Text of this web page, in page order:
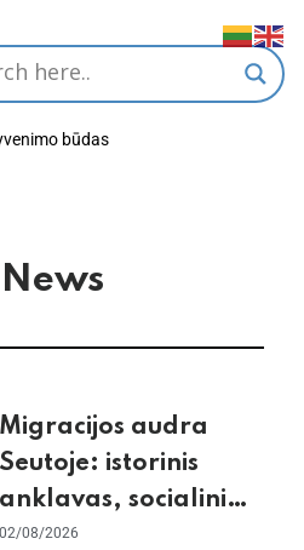
būdas
Migracijos audra
Seutoje: istorinis
anklavas, socialiniai
tinklai ir ES skilimas
02/08/2026